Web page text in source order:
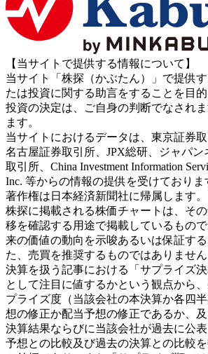
【当サイトで提供する情報について】
当サイト「株探（かぶたん）」で提供
たは投資に関する助言をすることを目的
投資の決定は、ご自身の判断でなされ
ます。
当サイトにおけるデータは、東京証券取
名古屋証券取引所、JPX総研、ジャパ
取引所、China Investment Information
Inc. 等からの情報の提供を受けており
著作権は日本経済新聞社に帰属します。
株探に掲載される株価チャートは、そ
移を確認する用途で掲載しているもの
来の価値の動向を示唆あるいは保証す
た、売買を推奨するものではありません
決算を扱う記事における「サプライズ
として注目に値するかという観点から
プライズ度（当該会社の本決算か各四
想の修正か配当予想の修正であるか、
決算結果ならびに当該会社が過去に公
予想との比較及び過去の決算との比較